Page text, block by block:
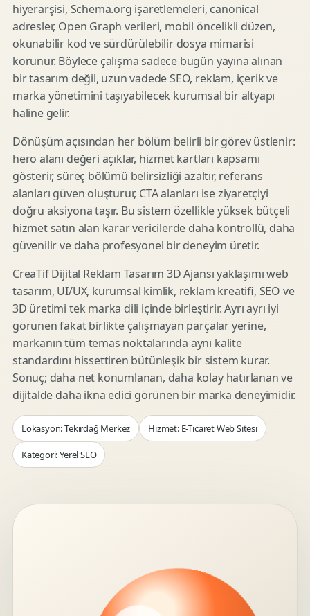
hiyerarşisi, Schema.org işaretlemeleri, canonical
adresler, Open Graph verileri, mobil öncelikli düzen,
okunabilir kod ve sürdürülebilir dosya mimarisi
korunur. Böylece çalışma sadece bugün yayına alınan
bir tasarım değil, uzun vadede SEO, reklam, içerik ve
marka yönetimini taşıyabilecek kurumsal bir altyapı
haline gelir.
Dönüşüm açısından her bölüm belirli bir görev üstlenir:
hero alanı değeri açıklar, hizmet kartları kapsamı
gösterir, süreç bölümü belirsizliği azaltır, referans
alanları güven oluşturur, CTA alanları ise ziyaretçiyi
doğru aksiyona taşır. Bu sistem özellikle yüksek bütçeli
hizmet satın alan karar vericilerde daha kontrollü, daha
güvenilir ve daha profesyonel bir deneyim üretir.
CreaTif Dijital Reklam Tasarım 3D Ajansı yaklaşımı web
tasarım, UI/UX, kurumsal kimlik, reklam kreatifi, SEO ve
3D üretimi tek marka dili içinde birleştirir. Ayrı ayrı iyi
görünen fakat birlikte çalışmayan parçalar yerine,
markanın tüm temas noktalarında aynı kalite
standardını hissettiren bütünleşik bir sistem kurar.
Sonuç; daha net konumlanan, daha kolay hatırlanan ve
dijitalde daha ikna edici görünen bir marka deneyimidir.
Lokasyon: Tekirdağ Merkez Hizmet: E-Ticaret Web Sitesi
Kategori: Yerel SEO